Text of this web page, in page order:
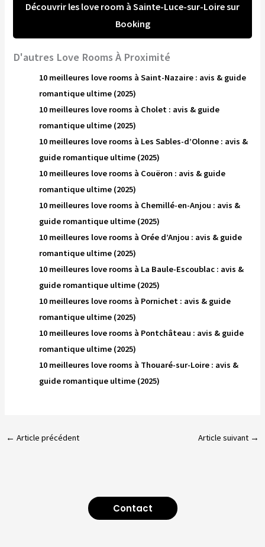
Découvrir les love room à Sainte-Luce-sur-Loire sur
Booking
D'autres Love Rooms À Proximité
10 meilleures love rooms à Saint-Nazaire : avis & guide
romantique ultime (2025)
10 meilleures love rooms à Cholet : avis & guide
romantique ultime (2025)
10 meilleures love rooms à Les Sables-d’Olonne : avis &
guide romantique ultime (2025)
10 meilleures love rooms à Couëron : avis & guide
romantique ultime (2025)
10 meilleures love rooms à Chemillé-en-Anjou : avis &
guide romantique ultime (2025)
10 meilleures love rooms à Orée d’Anjou : avis & guide
romantique ultime (2025)
10 meilleures love rooms à La Baule-Escoublac : avis &
guide romantique ultime (2025)
10 meilleures love rooms à Pornichet : avis & guide
romantique ultime (2025)
10 meilleures love rooms à Pontchâteau : avis & guide
romantique ultime (2025)
10 meilleures love rooms à Thouaré-sur-Loire : avis &
guide romantique ultime (2025)
← Article précédent Article suivant →
Contact